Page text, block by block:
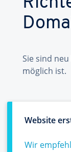
Sie sind neu
möglich ist.
Website
Wir